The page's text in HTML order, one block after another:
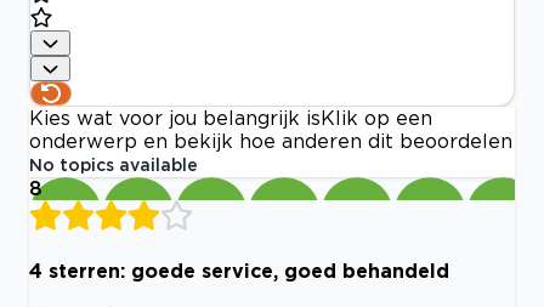
Kies wat voor jou belangrijk is Klik op een
onderwerp en bekijk hoe anderen dit beoordelen
No topics available
8
4 sterren: goede service, goed behandeld